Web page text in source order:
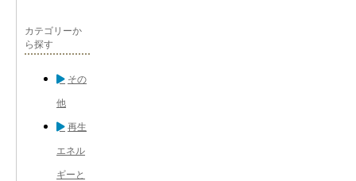
カテゴリーか
ら探す
その
他
再生
エネル
ギーと